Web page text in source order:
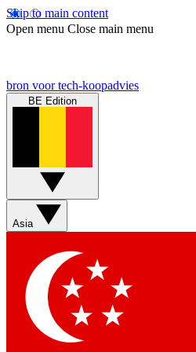
Skip to main content
Open menu Close main menu
bron voor tech-koopadvies
BE Edition
Asia